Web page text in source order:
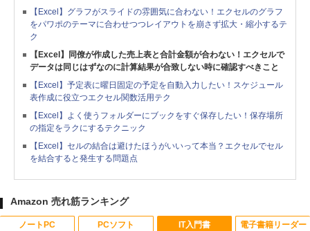
【Excel】グラフがスライドの雰囲気に合わない！エクセルのグラフ
をパワポのテーマに合わせつつレイアウトを崩さず拡大・縮小するテ
ク
【Excel】同僚が作成した売上表と合計金額が合わない！エクセルで
データは同じはずなのに計算結果が合致しない時に確認すべきこと
【Excel】予定表に曜日固定の予定を自動入力したい！スケジュール
表作成に役立つエクセル関数活用テク
【Excel】よく使うフォルダーにブックをすぐ保存したい！保存場所
の指定をラクにするテクニック
【Excel】セルの結合は避けたほうがいいって本当？エクセルでセル
を結合すると発生する問題点
Amazon 売れ筋ランキング
ノートPC PCソフト IT入門書 電子書籍リーダー